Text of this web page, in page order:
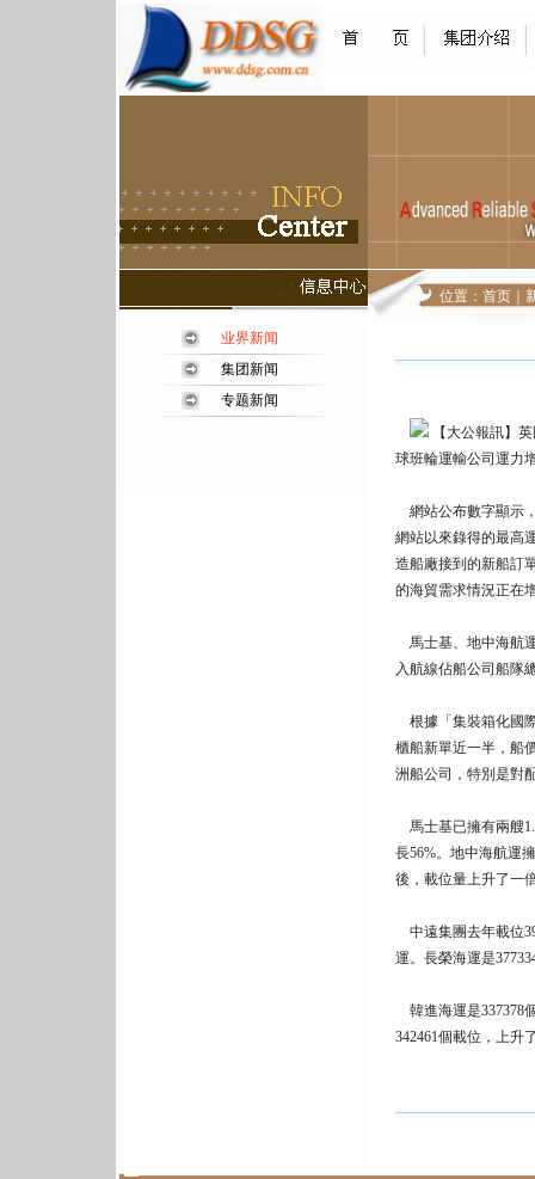
业界新闻
集团新闻
专题新闻
位置： 首页
【大公報訊】
球班輪運輸公司運力
網站公布數字顯示
網站以來錄得的最高
造船廠接到的新船訂
的海貿需求情況正在
馬士基、地中海航
入航線佔船公司船隊
根據「集裝箱化國
櫃船新單近一半，船
洲船公司，特別是對
馬士基已擁有兩艘
長56%。地中海航運
後，載位量上升了一
中遠集團去年載位
運。長榮海運是
韓進海運是337378
342461個載位，上升